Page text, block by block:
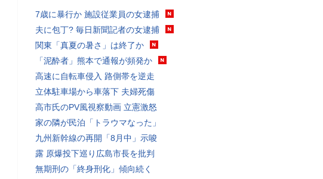
7歳に暴行か 施設従業員の女逮捕
夫に包丁? 毎日新聞記者の女逮捕
関東「真夏の暑さ」は終了か
「泥酔者」熊本で通報が頻発か
高速に自転車侵入 路側帯を逆走
立体駐車場から車落下 夫婦死傷
高市氏のPV風視察動画 立憲激怒
家の隣が民泊「トラウマなった」
九州新幹線の再開「8月中」示唆
露 原爆投下巡り広島市長を批判
無期刑の「終身刑化」傾向続く